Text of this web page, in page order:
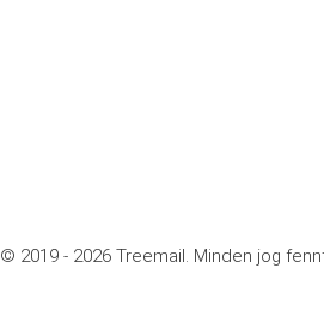
© 2019 - 2026 Treemail. Minden jog